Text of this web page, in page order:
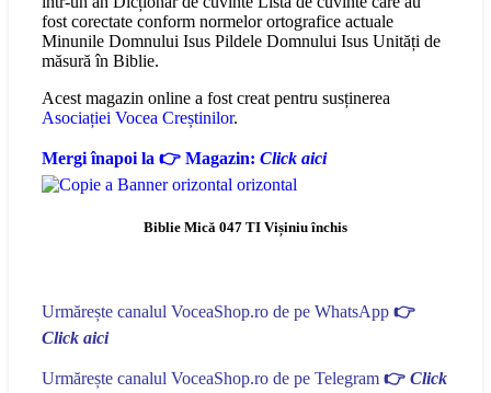
fost corectate conform normelor ortografice actuale
Minunile Domnului Isus Pildele Domnului Isus Unități de
măsură în Biblie.
Acest magazin online a fost creat pentru susținerea
Asociației Vocea Creștinilor.
Mergi înapoi la 👉 Magazin: Click aici
Biblie Mică 047 TI Vișiniu închis
Urmărește canalul VoceaShop.ro de pe WhatsApp 👉
Click aici
Urmărește canalul VoceaShop.ro de pe Telegram 👉 Click